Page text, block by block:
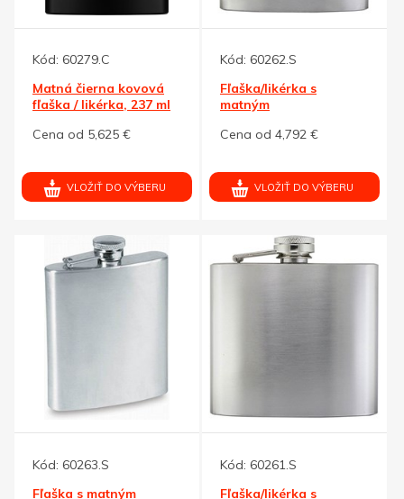
Kód: 60279.C
Matná čierna kovová
fľaška / likérka, 237 ml
Cena od 5,625 €
VLOŽIŤ DO VÝBERU
Kód: 60262.S
Fľaška/likérka s
matným
ml
Cena od 4,792 €
VLOŽIŤ DO VÝBERU
Kód: 60263.S
Fľaška s matným
Kód: 60261.S
Fľaška/likérka s